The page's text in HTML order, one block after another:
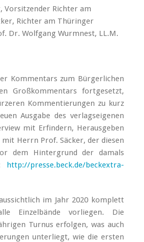
Vorsitzender Richter am
Richter am Thüringer
Dr. Wolfgang Wurmnest, LL.M.
Kommentars zum Bürgerlichen
Großkommentars fortgesetzt,
Kommentierungen zu kurz
Ausgabe des verlagseigenen
mit Erfindern, Herausgeben
Herrn Prof. Säcker, der diesen
dem Hintergrund der damals
http://presse.beck.de/beckextra-
im Jahr 2020 komplett
Einzelbände vorliegen. Die
Turnus erfolgen, was auch
unterliegt, wie die ersten